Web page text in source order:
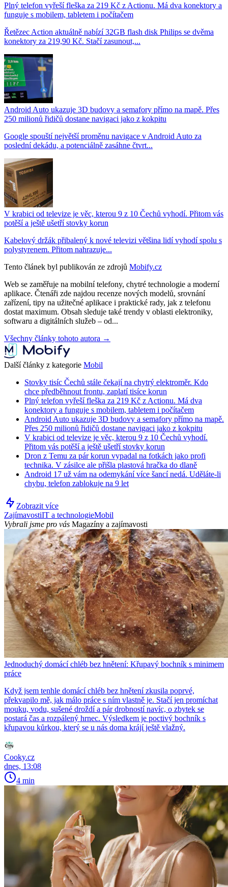
Plný telefon vyřeší fleška za 219 Kč z Actionu. Má dva konektory a
funguje s mobilem, tabletem i počítačem
Řetězec Action aktuálně nabízí 32GB flash disk Philips se dvěma
konektory za 219,90 Kč. Stačí zasunout,...
Android Auto ukazuje 3D budovy a semafory přímo na mapě. Přes
250 milionů řidičů dostane navigaci jako z kokpitu
Google spouští největší proměnu navigace v Android Auto za
poslední dekádu, a potenciálně zasáhne čtvrt...
V krabici od televize je věc, kterou 9 z 10 Čechů vyhodí. Přitom vás
potěší a ještě ušetří stovky korun
Kabelový držák přibalený k nové televizi většina lidí vyhodí spolu s
polystyrenem. Přitom nahrazuje...
Tento článek byl publikován ze zdrojů Mobify.cz
Web se zaměřuje na mobilní telefony, chytré technologie a moderní
aplikace. Čtenáři zde najdou recenze nových modelů, srovnání
zařízení, tipy na užitečné aplikace i praktické rady, jak z telefonu
dostat maximum. Obsah sleduje také trendy v oblasti elektroniky,
softwaru a digitálních služeb – od...
Všechny články tohoto autora →
Další články z kategorie Mobil
Stovky tisíc Čechů stále čekají na chytrý elektroměr. Kdo
chce předběhnout frontu, zaplatí tisíce korun
Plný telefon vyřeší fleška za 219 Kč z Actionu. Má dva
konektory a funguje s mobilem, tabletem i počítačem
Android Auto ukazuje 3D budovy a semafory přímo na mapě.
Přes 250 milionů řidičů dostane navigaci jako z kokpitu
V krabici od televize je věc, kterou 9 z 10 Čechů vyhodí.
Přitom vás potěší a ještě ušetří stovky korun
Dron z Temu za pár korun vypadal na fotkách jako profi
technika. V zásilce ale přišla plastová hračka do dlaně
Android 17 už vám na odemykání více šancí nedá. Uděláte-li
chybu, telefon zablokuje na 9 let
Zobrazit více
ZajímavostiIT a technologieMobil
Vybrali jsme pro vás Magazíny a zajímavosti
Jednoduchý domácí chléb bez hnětení: Křupavý bochník s minimem
práce
Když jsem tenhle domácí chléb bez hnětení zkusila poprvé,
překvapilo mě, jak málo práce s ním vlastně je. Stačí jen promíchat
mouku, vodu, sušené droždí a pár drobností navíc, o zbytek se
postará čas a rozpálený hrnec. Výsledkem je poctivý bochník s
křupavou kůrkou, který se u nás doma krájí ještě vlažný.
Cooky.cz
dnes, 13:08
4 min